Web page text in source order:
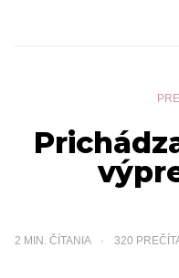
2 MIN. ČÍTANIA 320